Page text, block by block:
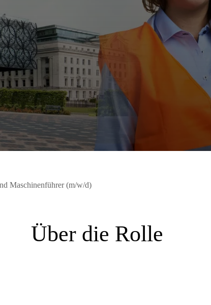
Maschinenführer (m/w/d)
Über die Rolle